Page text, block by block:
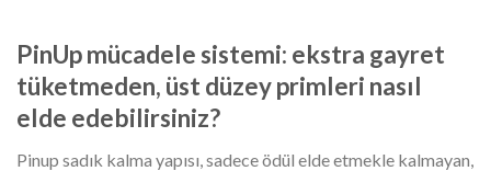
PinUp mücadele sistemi: ekstra gayret
tüketmeden, üst düzey primleri nasıl
elde edebilirsiniz?
Pinup sadık kalma yapısı, sadece ödül elde etmekle kalmayan,